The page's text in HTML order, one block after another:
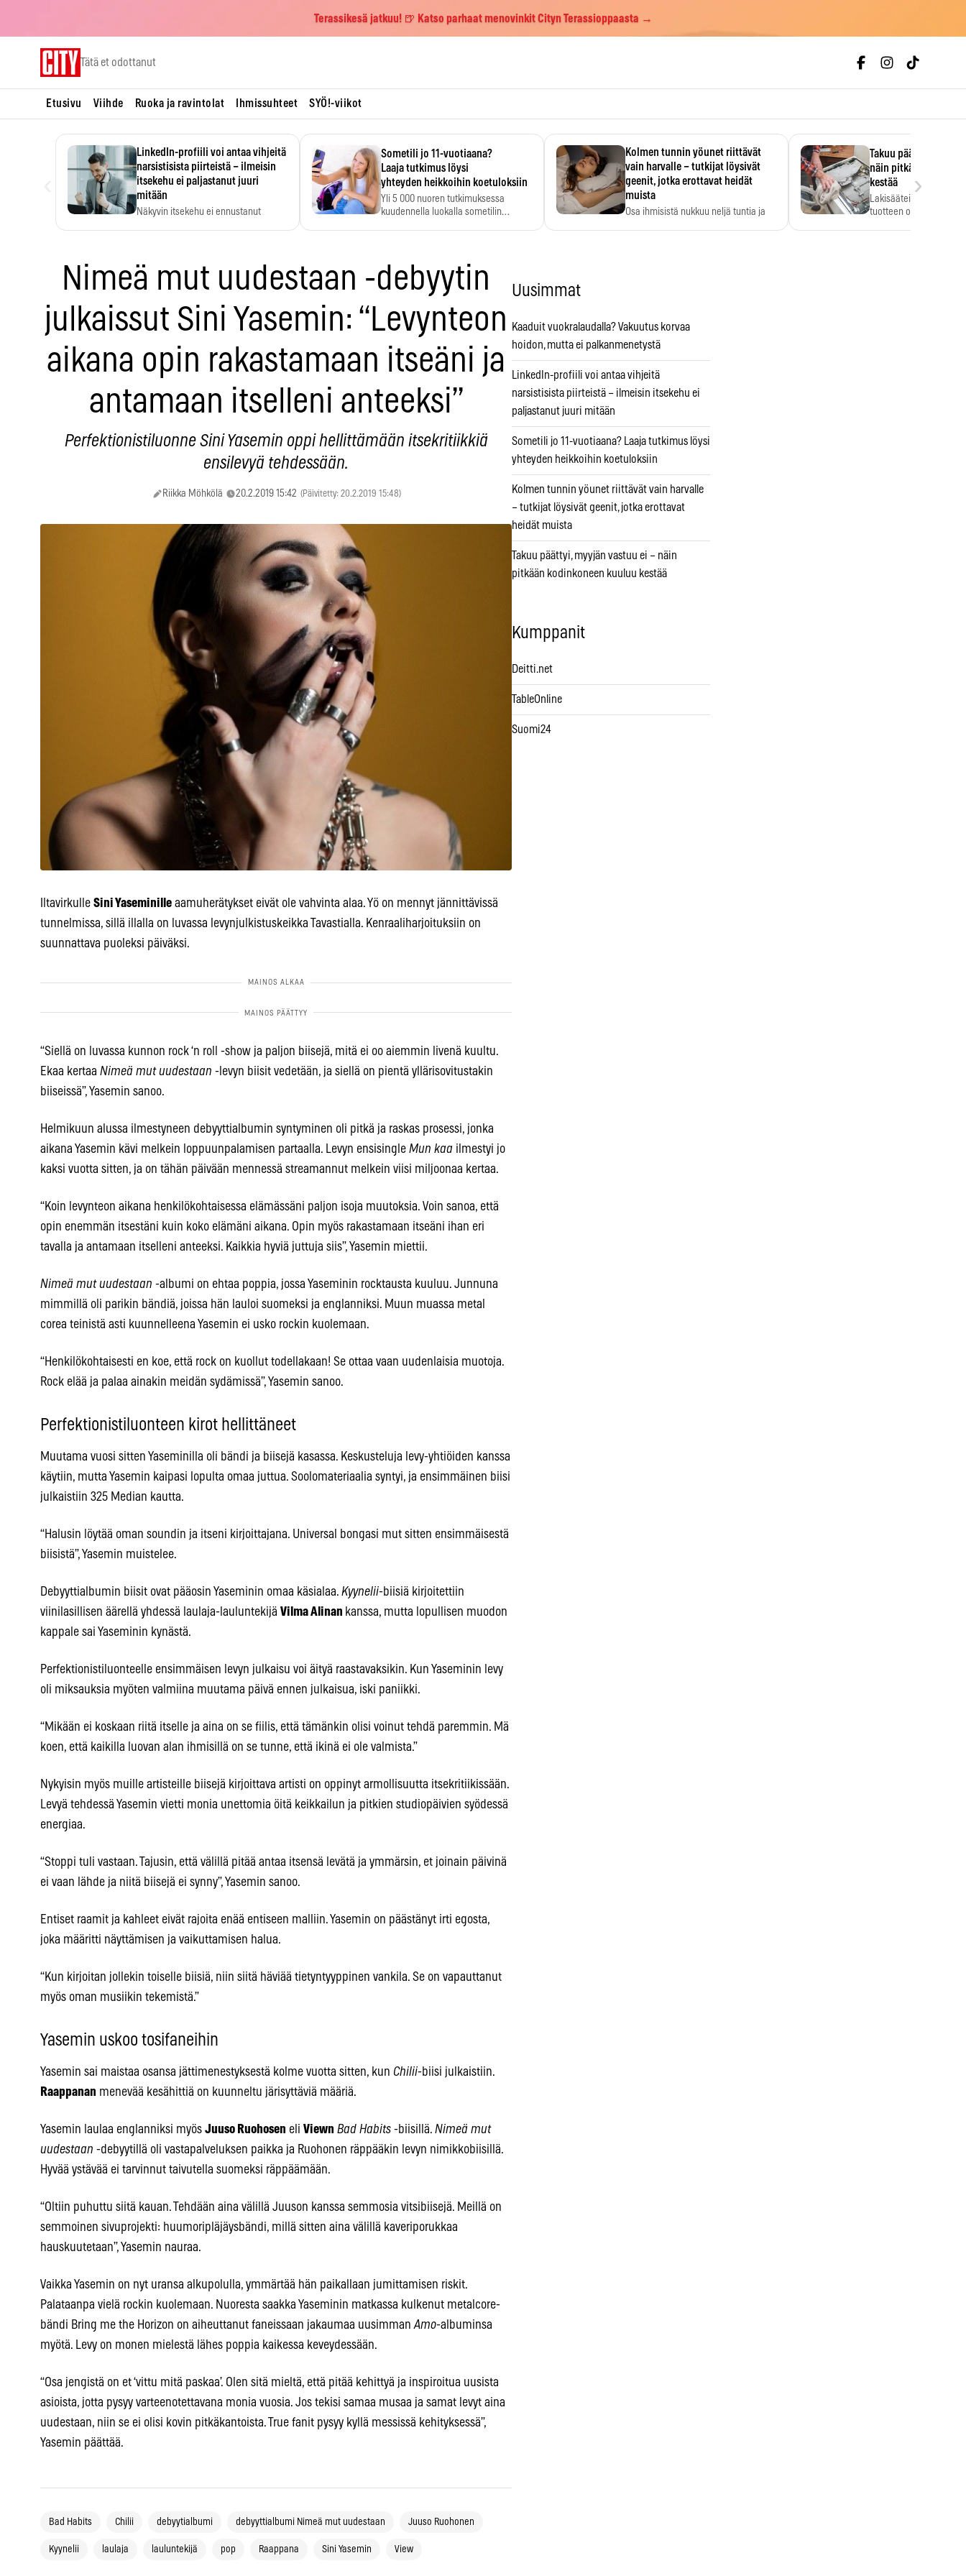
Terassikesä jatkuu! 🍺 Katso parhaat menovinkit Cityn Terassioppaasta →
Tätä et odottanut
Etusivu Viihde Ruoka ja ravintolat Ihmissuhteet SYÖ!-viikot
LinkedIn-profiili voi antaa vihjeitä
narsistisista piirteistä – ilmeisin
itsekehu ei paljastanut juuri
mitään
Näkyvin itsekehu ei ennustanut
Sometili jo 11-vuotiaana?
Laaja tutkimus löysi
yhteyden heikkoihin koetuloksiin
Yli 5 000 nuoren tutkimuksessa
kuudennella luokalla sometilin…
Kolmen tunnin yöunet riittävät
vain harvalle – tutkijat löysivät
geenit, jotka erottavat heidät
muista
Osa ihmisistä nukkuu neljä tuntia ja
Takuu päättyi,
näin pitkään
kestää
Lakisääteinen
tuotteen oletetun
›
Nimeä mut uudestaan -debyytin
julkaissut Sini Yasemin: “Levynteon
aikana opin rakastamaan itseäni ja
antamaan itselleni anteeksi”
Perfektionistiluonne Sini Yasemin oppi hellittämään itsekritiikkiä
ensilevyä tehdessään.
Riikka Möhkölä 20.2.2019 15:42 (Päivitetty: 20.2.2019 15:48)
Iltavirkulle Sini Yaseminille aamuherätykset eivät ole vahvinta alaa. Yö on mennyt jännittävissä
tunnelmissa, sillä illalla on luvassa levynjulkistuskeikka Tavastialla. Kenraaliharjoituksiin on
suunnattava puoleksi päiväksi.
“Siellä on luvassa kunnon rock ‘n roll -show ja paljon biisejä, mitä ei oo aiemmin livenä kuultu.
Ekaa kertaa Nimeä mut uudestaan -levyn biisit vedetään, ja siellä on pientä yllärisovitustakin
biiseissä”, Yasemin sanoo.
Helmikuun alussa ilmestyneen debyyttialbumin syntyminen oli pitkä ja raskas prosessi, jonka
aikana Yasemin kävi melkein loppuunpalamisen partaalla. Levyn ensisingle Mun kaa ilmestyi jo
kaksi vuotta sitten, ja on tähän päivään mennessä streamannut melkein viisi miljoonaa kertaa.
“Koin levynteon aikana henkilökohtaisessa elämässäni paljon isoja muutoksia. Voin sanoa, että
opin enemmän itsestäni kuin koko elämäni aikana. Opin myös rakastamaan itseäni ihan eri
tavalla ja antamaan itselleni anteeksi. Kaikkia hyviä juttuja siis”, Yasemin miettii.
Nimeä mut uudestaan -albumi on ehtaa poppia, jossa Yaseminin rocktausta kuuluu. Junnuna
mimmillä oli parikin bändiä, joissa hän lauloi suomeksi ja englanniksi. Muun muassa metal
corea teinistä asti kuunnelleena Yasemin ei usko rockin kuolemaan.
“Henkilökohtaisesti en koe, että rock on kuollut todellakaan! Se ottaa vaan uudenlaisia muotoja.
Rock elää ja palaa ainakin meidän sydämissä”, Yasemin sanoo.
Perfektionistiluonteen kirot hellittäneet
Muutama vuosi sitten Yaseminilla oli bändi ja biisejä kasassa. Keskusteluja levy-yhtiöiden kanssa
käytiin, mutta Yasemin kaipasi lopulta omaa juttua. Soolomateriaalia syntyi, ja ensimmäinen biisi
julkaistiin 325 Median kautta.
“Halusin löytää oman soundin ja itseni kirjoittajana. Universal bongasi mut sitten ensimmäisestä
biisistä”, Yasemin muistelee.
Debyyttialbumin biisit ovat pääosin Yaseminin omaa käsialaa. Kyynelii-biisiä kirjoitettiin
viinilasillisen äärellä yhdessä laulaja-lauluntekijä Vilma Alinan kanssa, mutta lopullisen muodon
kappale sai Yaseminin kynästä.
Perfektionistiluonteelle ensimmäisen levyn julkaisu voi äityä raastavaksikin. Kun Yaseminin levy
oli miksauksia myöten valmiina muutama päivä ennen julkaisua, iski paniikki.
“Mikään ei koskaan riitä itselle ja aina on se fiilis, että tämänkin olisi voinut tehdä paremmin. Mä
koen, että kaikilla luovan alan ihmisillä on se tunne, että ikinä ei ole valmista.”
Nykyisin myös muille artisteille biisejä kirjoittava artisti on oppinyt armollisuutta itsekritiikissään.
Levyä tehdessä Yasemin vietti monia unettomia öitä keikkailun ja pitkien studiopäivien syödessä
energiaa.
“Stoppi tuli vastaan. Tajusin, että välillä pitää antaa itsensä levätä ja ymmärsin, et joinain päivinä
ei vaan lähde ja niitä biisejä ei synny”, Yasemin sanoo.
Entiset raamit ja kahleet eivät rajoita enää entiseen malliin. Yasemin on päästänyt irti egosta,
joka määritti näyttämisen ja vaikuttamisen halua.
“Kun kirjoitan jollekin toiselle biisiä, niin siitä häviää tietyntyyppinen vankila. Se on vapauttanut
myös oman musiikin tekemistä.”
Yasemin uskoo tosifaneihin
Yasemin sai maistaa osansa jättimenestyksestä kolme vuotta sitten, kun Chilii-biisi julkaistiin.
Raappanan menevää kesähittiä on kuunneltu järisyttäviä määriä.
Yasemin laulaa englanniksi myös Juuso Ruohosen eli Viewn Bad Habits -biisillä. Nimeä mut
uudestaan -debyytillä oli vastapalveluksen paikka ja Ruohonen räppääkin levyn nimikkobiisillä.
Hyvää ystävää ei tarvinnut taivutella suomeksi räppäämään.
“Oltiin puhuttu siitä kauan. Tehdään aina välillä Juuson kanssa semmosia vitsibiisejä. Meillä on
semmoinen sivuprojekti: huumoripläjäysbändi, millä sitten aina välillä kaveriporukkaa
hauskuutetaan”, Yasemin nauraa.
Vaikka Yasemin on nyt uransa alkupolulla, ymmärtää hän paikallaan jumittamisen riskit.
Palataanpa vielä rockin kuolemaan. Nuoresta saakka Yaseminin matkassa kulkenut metalcore-
bändi Bring me the Horizon on aiheuttanut faneissaan jakaumaa uusimmanAmo-albuminsa
myötä. Levy on monen mielestä lähes poppia kaikessa keveydessään.
“Osa jengistä on et ‘vittu mitä paskaa’. Olen sitä mieltä, että pitää kehittyä ja inspiroitua uusista
asioista, jotta pysyy varteenotettavana monia vuosia. Jos tekisi samaa musaa ja samat levyt aina
uudestaan, niin se ei olisi kovin pitkäkantoista. True fanit pysyy kyllä messissä kehityksessä”,
Yasemin päättää.
Bad Habits Chilii debyytialbumi debyyttialbumi Nimeä mut uudestaan Juuso Ruohonen
Kyynelii laulaja lauluntekijä pop Raappana Sini Yasemin View
Uusimmat
Kaaduit vuokralaudalla? Vakuutus korvaa
hoidon, mutta ei palkanmenetystä
LinkedIn-profiili voi antaa vihjeitä
narsistisista piirteistä – ilmeisin itsekehu ei
paljastanut juuri mitään
Sometili jo 11-vuotiaana? Laaja tutkimus löysi
yhteyden heikkoihin koetuloksiin
Kolmen tunnin yöunet riittävät vain harvalle
– tutkijat löysivät geenit, jotka erottavat
heidät muista
Takuu päättyi, myyjän vastuu ei – näin
pitkään kodinkoneen kuuluu kestää
Kumppanit
Deitti.net
TableOnline
Suomi24